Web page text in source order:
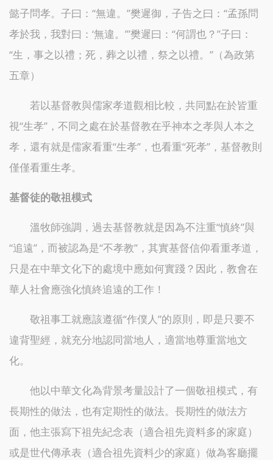
懿子問孝。子曰：“無違。”樊遲御，子告之曰：“孟孫問
孝於我，我對曰：‘無違。’”樊遲曰：“何謂也？”子曰：
“生，事之以禮；死，葬之以禮，祭之以禮。”（為政第
五章）
若以基督教與儒家孝道觀相比較，共同點在於皆重
視“生孝”，不同之處在於基督教在乎神本之孝與人本之
孝，還有就是儒家看重“生孝”，也看重“死孝”，基督教則
僅僅看重生孝。
基督徒的敬祖模式
溫牧師強調，過去基督教就是因為不注重“慎終”與
“追遠”，而被認為是“不孝教”，其實基督信仰看重孝道，
只是在中華文化下的處境中應如何實踐？因此，教會在
華人社會應強化慎終追遠的工作！
敬祖事工就應該遵循“作僕人”的原則，即是只要不
違背聖經，就充分地認同當地人，適當地尊重當地文
化。
他以中華文化為背景考量設計了一個敬祖模式，有
長期性的做法，也有定期性的做法。長期性的做法方
面，他主張寫下祖先紀念表（適合祖先資料多的家庭）
或是世代傳承表（適合祖先資料少的家庭）做為客廳擺